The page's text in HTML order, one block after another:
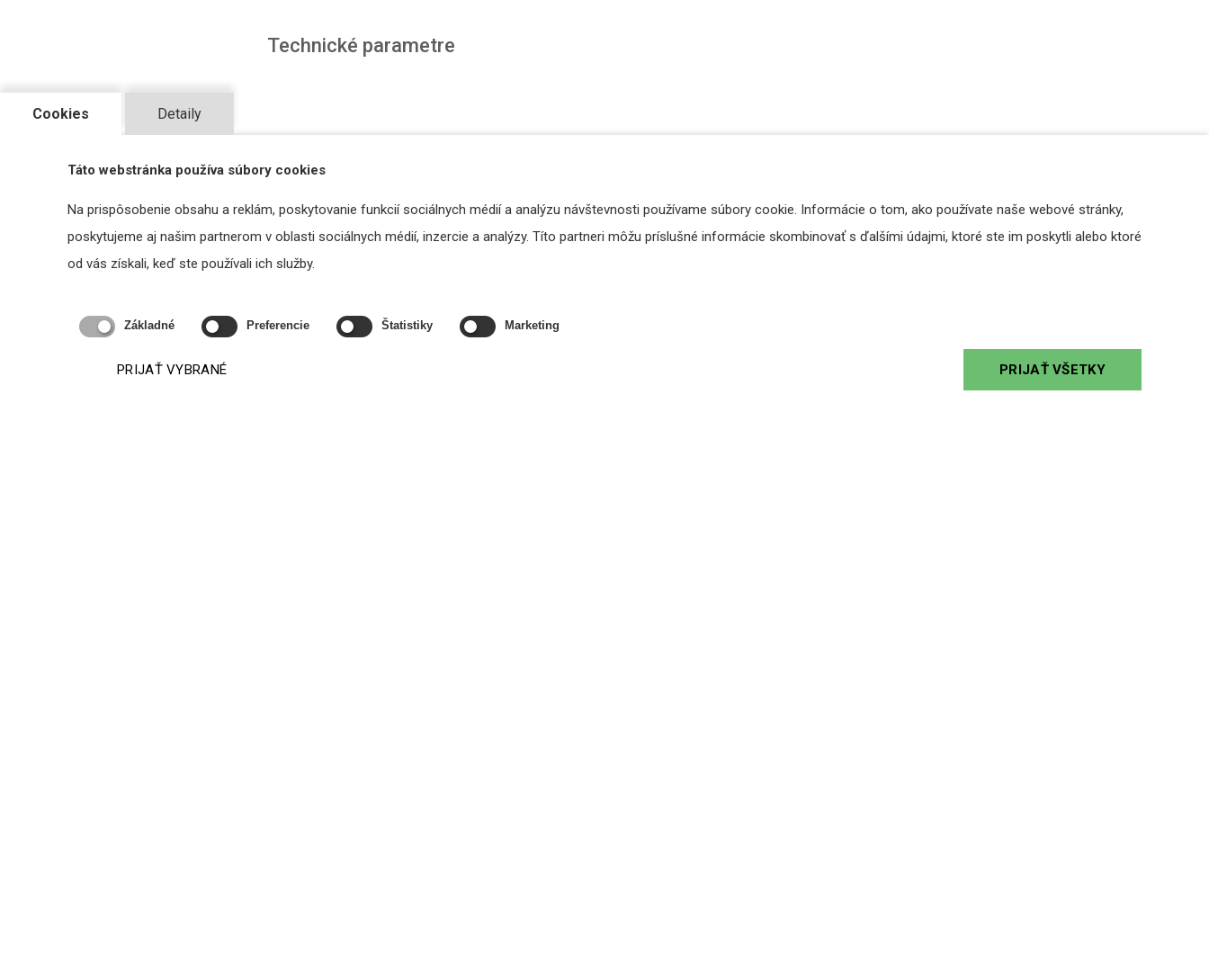
Technické parametre
Cookies Detaily
Táto webstránka používa súbory cookies
Na prispôsobenie obsahu a reklám, poskytovanie funkcií sociálnych médií a analýzu návštevnosti používame súbory cookie. Informácie o tom, ako používate naše webové stránky,
poskytujeme aj našim partnerom v oblasti sociálnych médií, inzercie a analýzy. Títo partneri môžu príslušné informácie skombinovať s ďalšími údajmi, ktoré ste im poskytli alebo ktoré
od vás získali, keď ste používali ich služby.
Základné Preferencie Štatistiky Marketing
PRIJAŤ VYBRANÉ PRIJAŤ VŠETKY